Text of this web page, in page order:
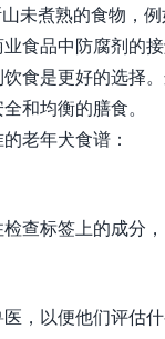
未煮熟的食物，
食品中防腐剂的接
食是更好的选择
和均衡的膳食。
老年犬食谱：
查标签上的成分
，以便他们评估什